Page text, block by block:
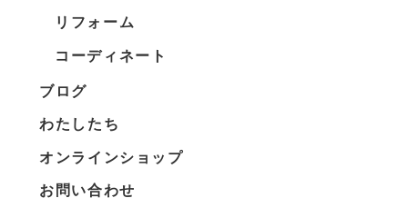
リフォーム
コーディネート
ブログ
わたしたち
オンラインショップ
お問い合わせ